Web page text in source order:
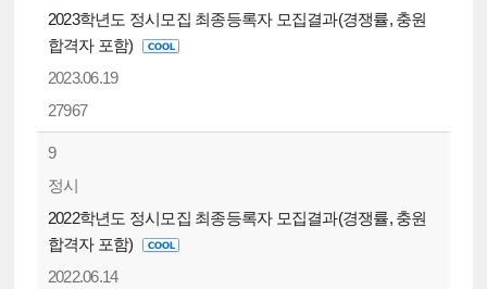
2023학년도 정시모집 최종등록자 모집결과(경쟁률, 충원
합격자 포함)
2023.06.19
27967
9
정시
2022학년도 정시모집 최종등록자 모집결과(경쟁률, 충원
합격자 포함)
2022.06.14